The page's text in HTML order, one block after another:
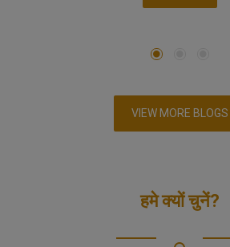
VIEW MORE BLOGS
हमे क्यों चुनें?